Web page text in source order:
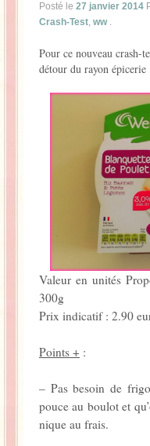
Ma période Weight
Posté le 27 janvier 2014
Crash-Test, ww .
Pour ce nouveau crash-
détour du rayon épicerie
Valeur en unités
300g
Prix indicatif : 2.90
Points + :
– Pas besoin de
pouce au boulot et
nique au frais.